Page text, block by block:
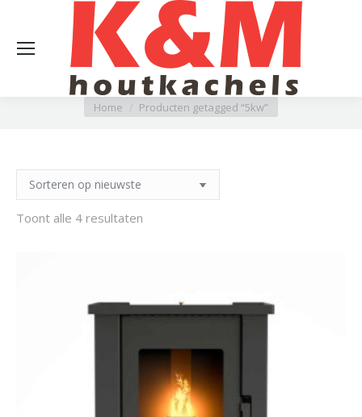
5kw
Je bent hier:
Home Producten getagged “5kw”
Toont alle 4 resultaten